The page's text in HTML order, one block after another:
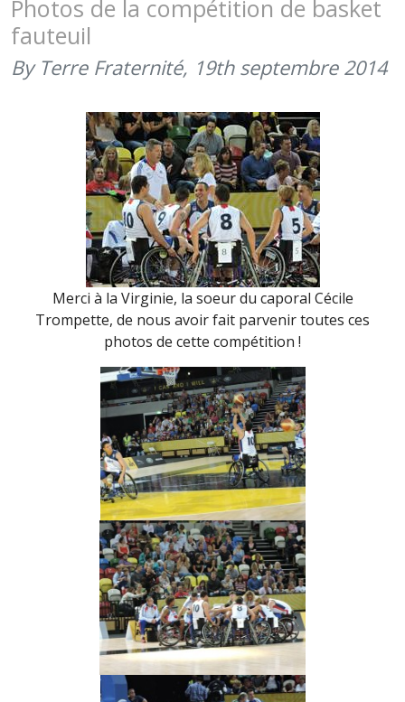
Photos de la compétition de basket
fauteuil
By Terre Fraternité, 19th septembre 2014
Merci à la Virginie, la soeur du caporal Cécile
Trompette, de nous avoir fait parvenir toutes ces
photos de cette compétition !